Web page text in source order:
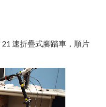
速折疊式腳踏車，順片